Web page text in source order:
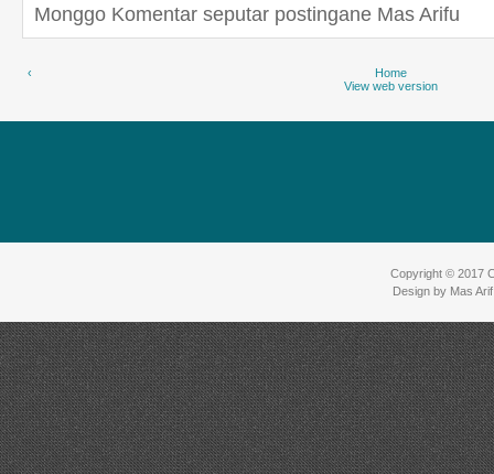
Monggo Komentar seputar postingane Mas Arifu
‹
Home
View web version
Copyright © 2017
Design by Mas